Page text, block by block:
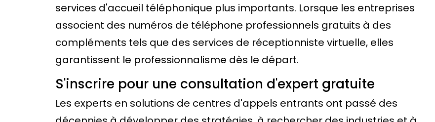
services d'accueil téléphonique plus importants. Lorsque les entreprises
associent des numéros de téléphone professionnels gratuits à des
compléments tels que des services de réceptionniste virtuelle, elles
garantissent le professionnalisme dès le départ.
S'inscrire pour une consultation d'expert gratuite
Les experts en solutions de centres d'appels entrants ont passé des